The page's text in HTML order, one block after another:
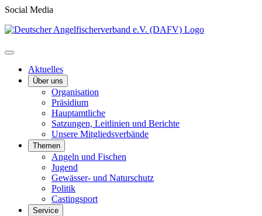
Social Media
Aktuelles
Über uns
Organisation
Präsidium
Hauptamtliche
Satzungen, Leitlinien und Berichte
Unsere Mitgliedsverbände
Themen
Angeln und Fischen
Jugend
Gewässer- und Naturschutz
Politik
Castingsport
Service